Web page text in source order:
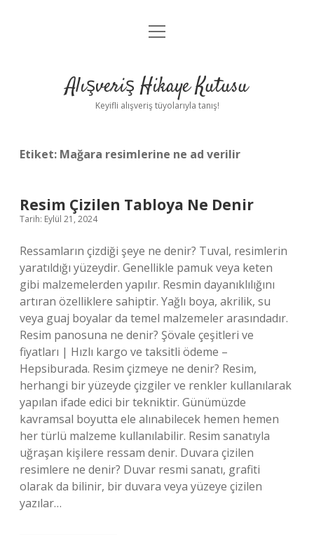
Anasayfa
Yasal Uyarı
menüyü
Alışveriş Hikaye Kutusu
Keyifli alışveriş tüyolarıyla tanış!
Etiket: Mağara resimlerine ne ad verilir
Resim Çizilen Tabloya Ne Denir
Tarih: Eylül 21, 2024
Ressamların çizdiği şeye ne denir? Tuval, resimlerin
yaratıldığı yüzeydir. Genellikle pamuk veya keten
gibi malzemelerden yapılır. Resmin dayanıklılığını
artıran özelliklere sahiptir. Yağlı boya, akrilik, su
veya guaj boyalar da temel malzemeler arasındadır.
Resim panosuna ne denir? Şövale çeşitleri ve
fiyatları | Hızlı kargo ve taksitli ödeme –
Hepsiburada. Resim çizmeye ne denir? Resim,
herhangi bir yüzeyde çizgiler ve renkler kullanılarak
yapılan ifade edici bir tekniktir. Günümüzde
kavramsal boyutta ele alınabilecek hemen hemen
her türlü malzeme kullanılabilir. Resim sanatıyla
uğraşan kişilere ressam denir. Duvara çizilen
resimlere ne denir? Duvar resmi sanatı, grafiti
olarak da bilinir, bir duvara veya yüzeye çizilen
yazılar…